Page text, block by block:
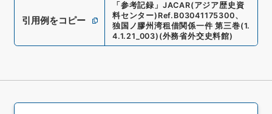
引用例をコピー
「 参考記録 」 JACAR(アジア歴史資
料センター) Ref. B03041175300、
独国ノ膠州湾租借関係一件 第三巻(1.
4.1.21_003) (外務省外交史料館)